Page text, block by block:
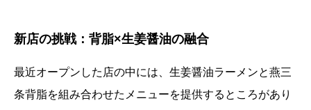
新店の挑戦：背脂×生姜醤油の融合
最近オープンした店の中には、生姜醤油ラーメンと燕三
条背脂を組み合わせたメニューを提供するところがあり